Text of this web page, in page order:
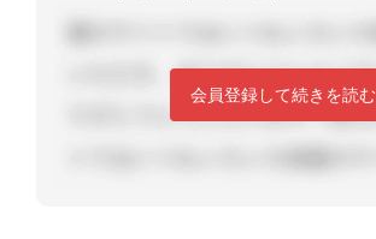
会員登録して続きを読む